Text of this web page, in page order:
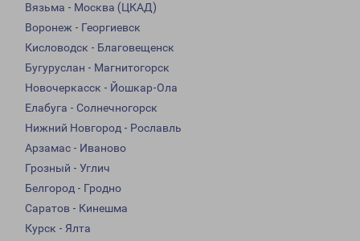
Вязьма - Москва (ЦКАД)
Воронеж - Георгиевск
Кисловодск - Благовещенск
Бугуруслан - Магнитогорск
Новочеркасск - Йошкар-Ола
Елабуга - Солнечногорск
Нижний Новгород - Рославль
Арзамас - Иваново
Грозный - Углич
Белгород - Гродно
Саратов - Кинешма
Курск - Ялта